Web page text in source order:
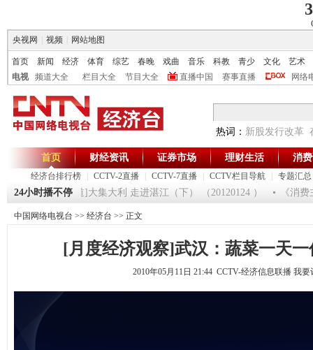
央视网
视频 网站地图
首页 新闻 经济 体育 综艺 春晚 戏曲 音乐 科教 青少 文化
艺术
电视
频道大全 栏目大全 节目大全 直播中国 赛事直播 网络
热词： 新股发行改革
首页
经济台排行榜 CCTV-2直播 CCTV-7直播 CCTV栏目导航 专题汇总
财经资讯 证券市场 理财生活 消
24小时播不停
[生财有道]大集大利 走进湛江（下） （20120124 ） 《消费
中国网络电视台 >> 经济台 >> 正文
[月度经济观察]武汉：蔬菜一天
2010年05月11日 21:44 CCTV-经济信息联播 我要